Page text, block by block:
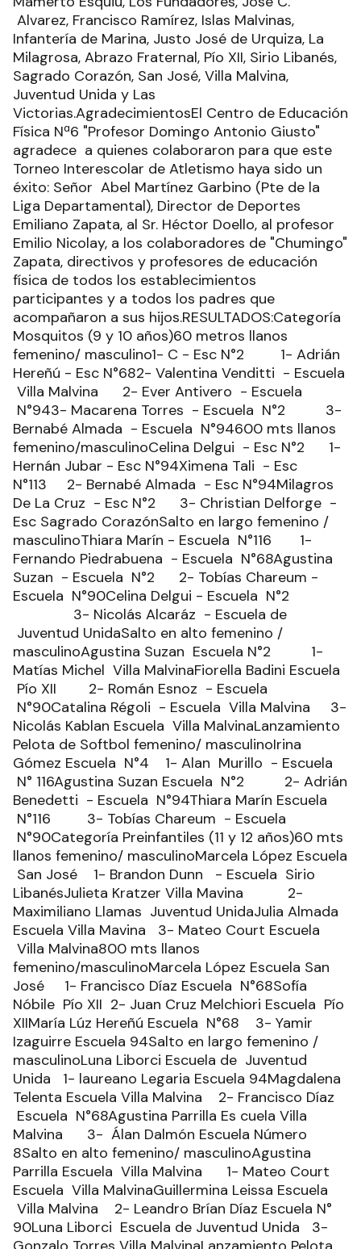
Alvarez, Francisco Ramírez, Islas Malvinas,
Infantería de Marina, Justo José de Urquiza, La
Milagrosa, Abrazo Fraternal, Pío XII, Sirio Libanés,
Sagrado Corazón, San José, Villa Malvina,
Juventud Unida y Las
Victorias.AgradecimientosEl Centro de Educación
Física Nª6 "Profesor Domingo Antonio Giusto"
agradece a quienes colaboraron para que este
Torneo Interescolar de Atletismo haya sido un
éxito: Señor Abel Martínez Garbino (Pte de la
Liga Departamental), Director de Deportes
Emiliano Zapata, al Sr. Héctor Doello, al profesor
Emilio Nicolay, a los colaboradores de "Chumingo"
Zapata, directivos y profesores de educación
física de todos los establecimientos
participantes y a todos los padres que
acompañaron a sus hijos.RESULTADOS:Categoría
Mosquitos (9 y 10 años)60 metros llanos
femenino/ masculino1- C - Esc N°2 1- Adrián
Hereñú - Esc N°682- Valentina Venditti - Escuela
Villa Malvina 2- Ever Antivero - Escuela
N°943- Macarena Torres - Escuela N°2 3-
Bernabé Almada - Escuela N°94600 mts llanos
femenino/masculinoCelina Delgui - Esc N°2 1-
Hernán Jubar - Esc N°94Ximena Tali - Esc
N°113 2- Bernabé Almada - Esc N°94Milagros
De La Cruz - Esc N°2 3- Christian Delforge -
Esc Sagrado CorazónSalto en largo femenino /
masculinoThiara Marín - Escuela N°116 1-
Fernando Piedrabuena - Escuela N°68Agustina
Suzan - Escuela N°2 2- Tobías Chareum -
Escuela N°90Celina Delgui - Escuela N°2
3- Nicolás Alcaráz - Escuela de
Juventud UnidaSalto en alto femenino /
masculinoAgustina Suzan Escuela N°2 1-
Matías Michel Villa MalvinaFiorella Badini Escuela
Pío XII 2- Román Esnoz - Escuela
N°90Catalina Régoli - Escuela Villa Malvina 3-
Nicolás Kablan Escuela Villa MalvinaLanzamiento
Pelota de Softbol femenino/ masculinoIrina
Gómez Escuela N°4 1- Alan Murillo - Escuela
N° 116Agustina Suzan Escuela N°2 2- Adrián
Benedetti - Escuela N°94Thiara Marín Escuela
N°116 3- Tobías Chareum - Escuela
N°90Categoría Preinfantiles (11 y 12 años)60 mts
llanos femenino/ masculinoMarcela López Escuela
San José 1- Brandon Dunn - Escuela Sirio
LibanésJulieta Kratzer Villa Mavina 2-
Maximiliano Llamas Juventud UnidaJulia Almada
Escuela Villa Mavina 3- Mateo Court Escuela
Villa Malvina800 mts llanos
femenino/masculinoMarcela López Escuela San
José 1- Francisco Díaz Escuela N°68Sofía
Nóbile Pío XII 2- Juan Cruz Melchiori Escuela Pío
XIIMaría Lúz Hereñú Escuela N°68 3- Yamir
Izaguirre Escuela 94Salto en largo femenino /
masculinoLuna Liborci Escuela de Juventud
Unida 1- laureano Legaria Escuela 94Magdalena
Telenta Escuela Villa Malvina 2- Francisco Díaz
Escuela N°68Agustina Parrilla Es cuela Villa
Malvina 3- Álan Dalmón Escuela Número
8Salto en alto femenino/ masculinoAgustina
Parrilla Escuela Villa Malvina 1- Mateo Court
Escuela Villa MalvinaGuillermina Leissa Escuela
Villa Malvina 2- Leandro Brían Díaz Escuela N°
90Luna Liborci Escuela de Juventud Unida 3-